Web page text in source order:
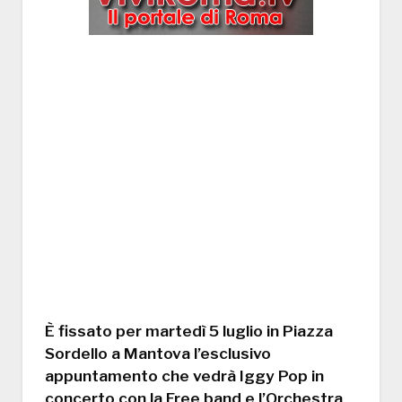
È fissato per martedì 5 luglio in Piazza
Sordello a Mantova l’esclusivo
appuntamento che vedrà Iggy Pop in
concerto con la Free band e l’Orchestra